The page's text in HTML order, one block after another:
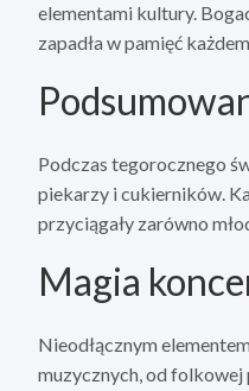
elementami kultury.
zapadła w pamięć
Podczas tegorocznego
piekarzy i cukierników.
przyciągały zarówno
Magia
Nieodłącznym
muzycznych, od folkowej